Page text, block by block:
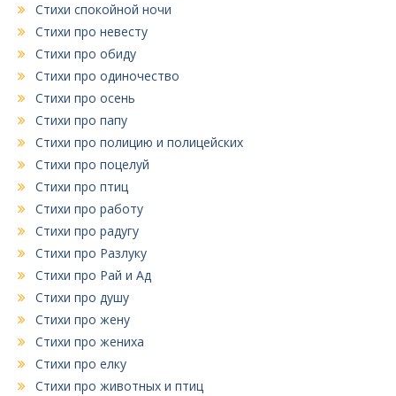
Стихи спокойной ночи
Стихи про невесту
Стихи про обиду
Стихи про одиночество
Стихи про осень
Стихи про папу
Стихи про полицию и полицейских
Стихи про поцелуй
Стихи про птиц
Стихи про работу
Стихи про радугу
Стихи про Разлуку
Стихи про Рай и Ад
Стихи про душу
Стихи про жену
Стихи про жениха
Стихи про елку
Стихи про животных и птиц